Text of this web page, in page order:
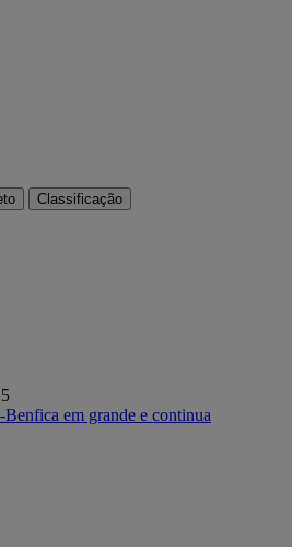
Classificação
em grande e continua